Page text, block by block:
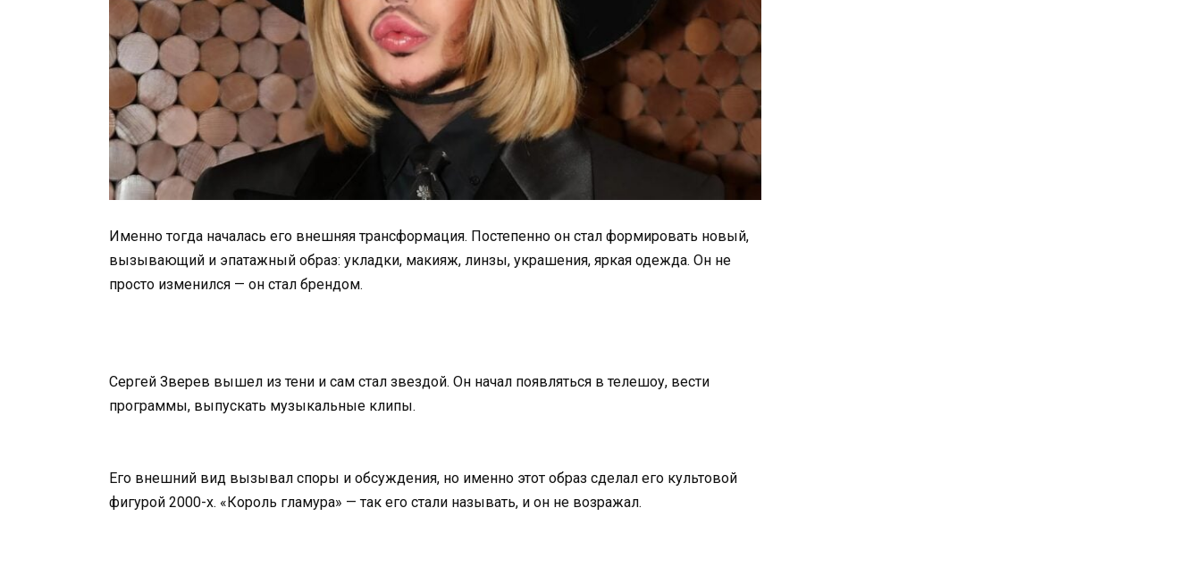
Именно тогда началась его внешняя трансформация. Постепенно он стал формировать новый,
вызывающий и эпатажный образ: укладки, макияж, линзы, украшения, яркая одежда. Он не
просто изменился — он стал брендом.
Сергей Зверев вышел из тени и сам стал звездой. Он начал появляться в телешоу, вести
программы, выпускать музыкальные клипы.
Его внешний вид вызывал споры и обсуждения, но именно этот образ сделал его культовой
фигурой 2000-х. «Король гламура» — так его стали называть, и он не возражал.